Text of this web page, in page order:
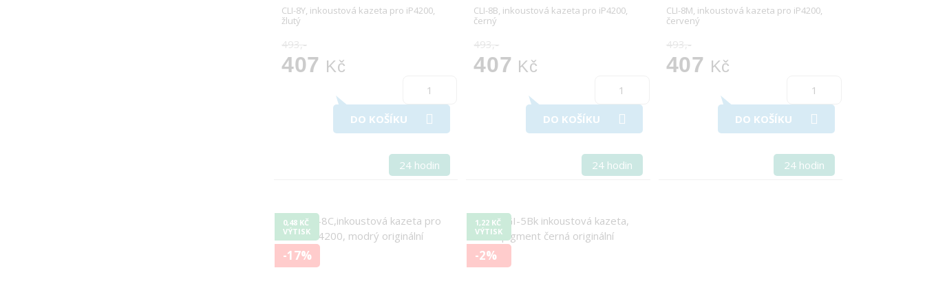
CLI-8Y, inkoustová kazeta pro iP4200,
žlutý
493,-
407 Kč
DO KOŠÍKU
24 hodin
CLI-8B, inkoustová kazeta pro iP4200,
černý
493,-
407 Kč
DO KOŠÍKU
24 hodin
CLI-8M, inkoustová kazeta pro iP4200,
červený
493,-
407 Kč
DO KOŠÍKU
24 hodin
0,48 KČ
VÝTISK
-17%
1,22 KČ
VÝTISK
-2%